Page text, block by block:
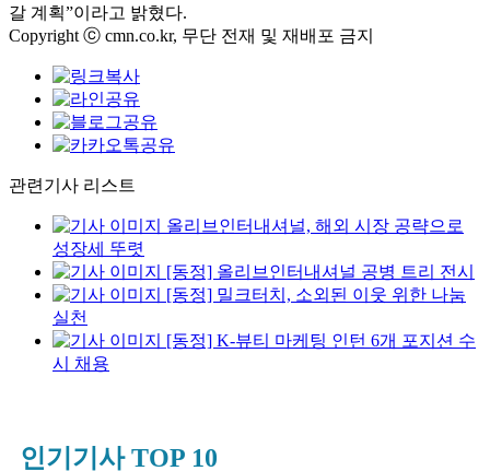
갈 계획”이라고 밝혔다.
Copyright ⓒ cmn.co.kr, 무단 전재 및 재배포 금지
관련기사 리스트
올리브인터내셔널, 해외 시장 공략으로
성장세 뚜렷
[동정] 올리브인터내셔널 공병 트리 전시
[동정] 밀크터치, 소외된 이웃 위한 나눔
실천
[동정] K-뷰티 마케팅 인턴 6개 포지션 수
시 채용
인기기사 TOP 10